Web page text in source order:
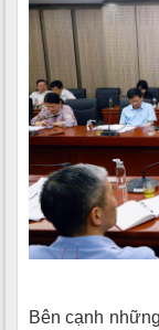
Bên cạnh